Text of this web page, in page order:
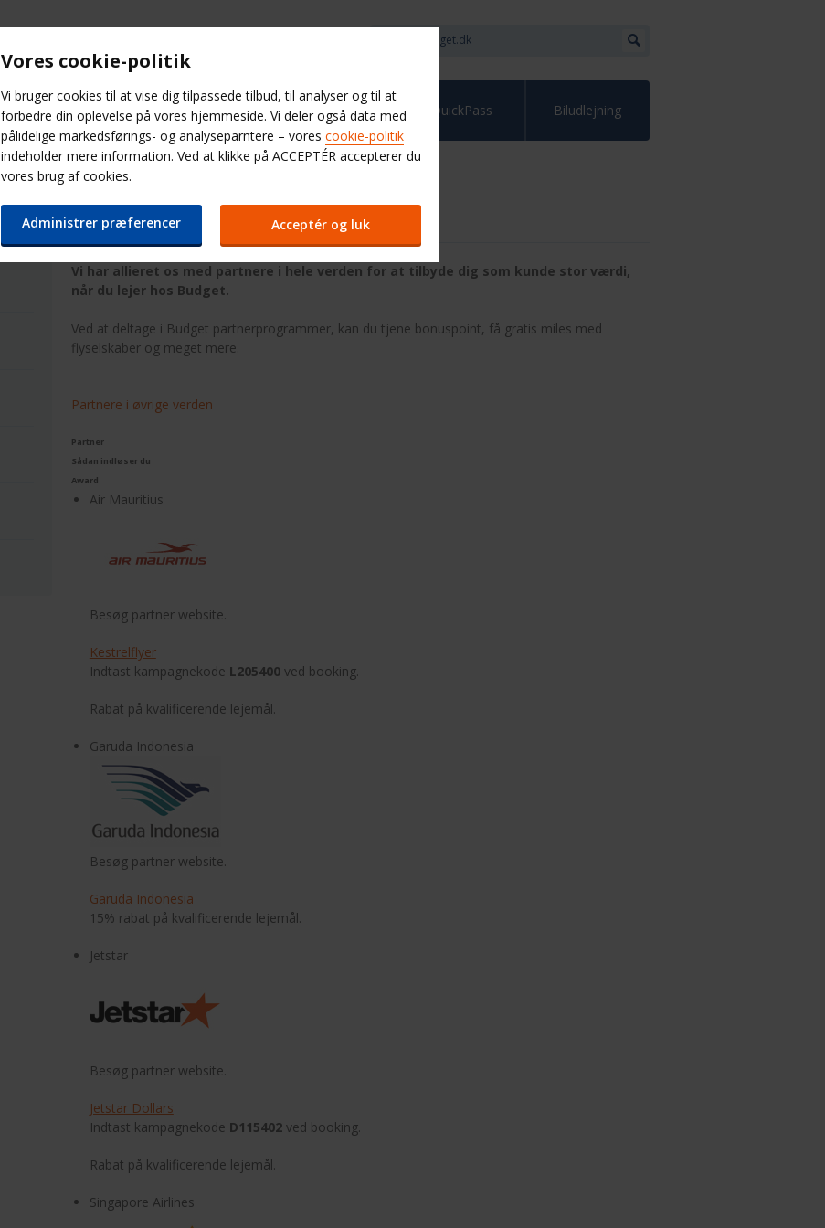
Minileasing Kontorer Bildækning QuickPass Biludlejning
Fly Drive øvrige verden
Budget fly drive partnere
Vi har allieret os med partnere i hele verden for at tilbyde dig som kunde stor værdi,
når du lejer hos Budget.
Ved at deltage i Budget partnerprogrammer, kan du tjene bonuspoint, få gratis miles med
flyselskaber og meget mere.
Partnere i øvrige verden
Partner
Sådan indløser du
Award
Air Mauritius
Besøg partner website.
Kestrelflyer
Indtast kampagnekode L205400ved booking.
Rabat på kvalificerende lejemål.
Garuda Indonesia
Besøg partner website.
Garuda Indonesia
15% rabat på kvalificerende lejemål.
Jetstar
Besøg partner website.
Jetstar Dollars
Indtast kampagnekode D115402ved booking.
Rabat på kvalificerende lejemål.
Singapore Airlines
Vores cookie-politik
Vi bruger cookies til at vise dig tilpassede tilbud, til analyser og til at
forbedre din oplevelse på vores hjemmeside. Vi deler også data med
pålidelige markedsførings- og analyseparntere – vores cookie-politik
indeholder mere information. Ved at klikke på ACCEPTÉR accepterer du
vores brug af cookies.
Administrer præferencer Acceptér og luk